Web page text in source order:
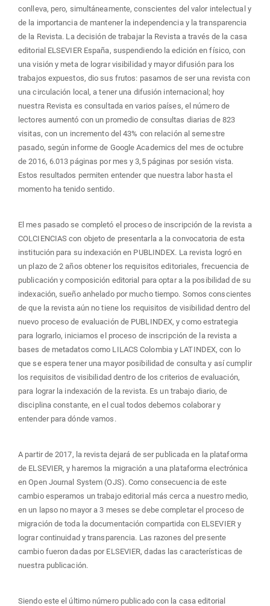
conlleva, pero, simultáneamente, conscientes del valor intelectual y
de la importancia de mantener la independencia y la transparencia
de la Revista. La decisión de trabajar la Revista a través de la casa
editorial ELSEVIER España, suspendiendo la edición en físico, con
una visión y meta de lograr visibilidad y mayor difusión para los
trabajos expuestos, dio sus frutos: pasamos de ser una revista con
una circulación local, a tener una difusión internacional; hoy
nuestra Revista es consultada en varios países, el número de
lectores aumentó con un promedio de consultas diarias de 823
visitas, con un incremento del 43% con relación al semestre
pasado, según informe de Google Academics del mes de octubre
de 2016, 6.013 páginas por mes y 3,5 páginas por sesión vista.
Estos resultados permiten entender que nuestra labor hasta el
momento ha tenido sentido.
El mes pasado se completó el proceso de inscripción de la revista a
COLCIENCIAS con objeto de presentarla a la convocatoria de esta
institución para su indexación en PUBLINDEX. La revista logró en
un plazo de 2 años obtener los requisitos editoriales, frecuencia de
publicación y composición editorial para optar a la posibilidad de su
indexación, sueño anhelado por mucho tiempo. Somos conscientes
de que la revista aún no tiene los requisitos de visibilidad dentro del
nuevo proceso de evaluación de PUBLINDEX, y como estrategia
para lograrlo, iniciamos el proceso de inscripción de la revista a
bases de metadatos como LILACS Colombia y LATINDEX, con lo
que se espera tener una mayor posibilidad de consulta y así cumplir
los requisitos de visibilidad dentro de los criterios de evaluación,
para lograr la indexación de la revista. Es un trabajo diario, de
disciplina constante, en el cual todos debemos colaborar y
entender para dónde vamos.
A partir de 2017, la revista dejará de ser publicada en la plataforma
de ELSEVIER, y haremos la migración a una plataforma electrónica
en Open Journal System (OJS). Como consecuencia de este
cambio esperamos un trabajo editorial más cerca a nuestro medio,
en un lapso no mayor a 3 meses se debe completar el proceso de
migración de toda la documentación compartida con ELSEVIER y
lograr continuidad y transparencia. Las razones del presente
cambio fueron dadas por ELSEVIER, dadas las características de
nuestra publicación.
Siendo este el último número publicado con la casa editorial